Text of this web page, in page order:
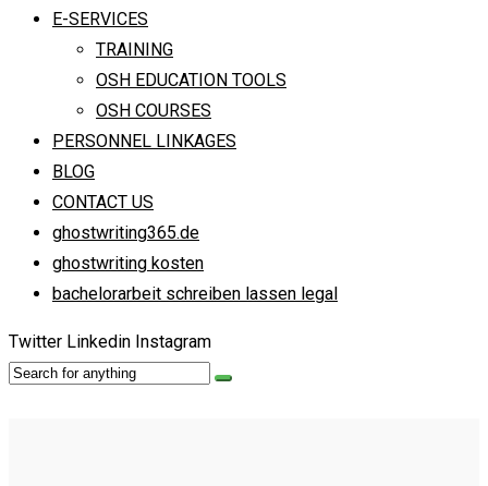
E-SERVICES
TRAINING
OSH EDUCATION TOOLS
OSH COURSES
PERSONNEL LINKAGES
BLOG
CONTACT US
ghostwriting365.de
ghostwriting kosten
bachelorarbeit schreiben lassen legal
Twitter Linkedin Instagram